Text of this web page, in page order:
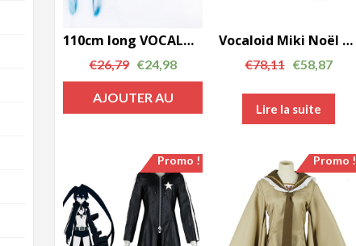
110cm long VOCALOID Miku clip sur queues de cheval cosplay perruque AC00775
€26,79 €24,98
AJOUTER AU
Vocaloid Miki Noël cosplay costume AC00763
€78,11 €58,87
Lire la suite
Promo ! Promo !